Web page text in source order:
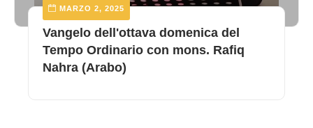
MARZO 2, 2025
Vangelo dell'ottava domenica del
Tempo Ordinario con mons. Rafiq
Nahra (Arabo)